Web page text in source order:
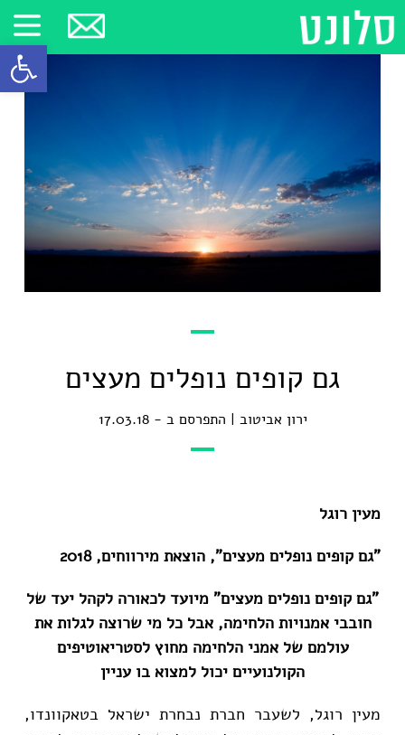
פתח
גם קופים נופלים מעצים
ירון אביטוב התפרסם ב - 17.03.18
מעין רוגל
"גם קופים נופלים מעצים", הוצאת מירווחים, 2018
"גם קופים נופלים מעצים" מיועד לכאורה לקהל יעד של
חובבי אמנויות הלחימה,אבל כל מי שרוצה לגלות את
עולמם של אמני הלחימה מחוץ לסטריאוטיפים
הקולנועיים יכול למצוא בו עניין
מעין רוגל, לשעבר חברת נבחרת ישראל בטאקוונדו,